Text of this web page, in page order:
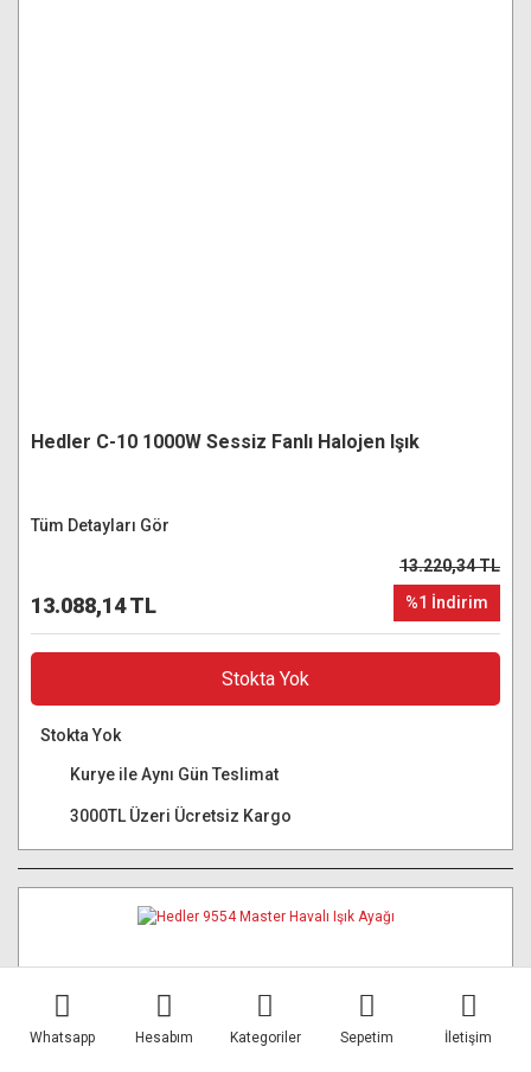
Hedler C-10 1000W Sessiz Fanlı Halojen Işık
Tüm Detayları Gör
13.088,14 TL
13.220,34 TL
%1 İndirim
Stokta Yok
Stokta Yok
Kurye ile Aynı Gün Teslimat
3000TL Üzeri Ücretsiz Kargo
Whatsapp Hesabım Kategoriler Sepetim İletişim